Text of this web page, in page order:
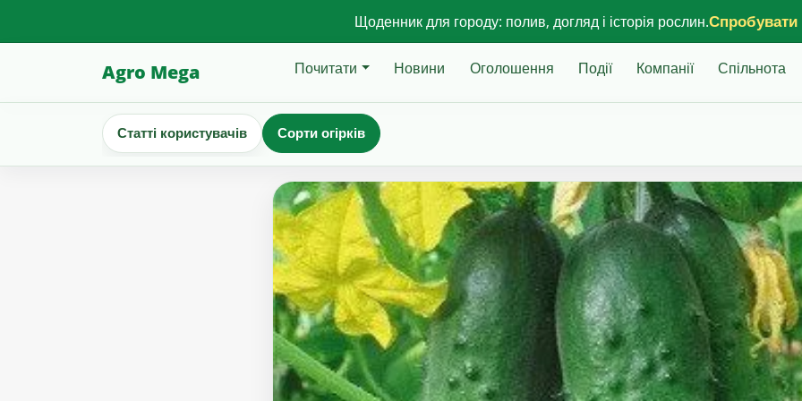
Щоденник для городу: полив, догляд і історія рослин.
Agro Mega Почитати Новини Оголошення Події Компанії Спільнота
Статті користувачів Сорти огірків